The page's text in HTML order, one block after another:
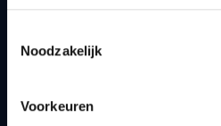
Noodzakelijk
Voorkeuren
Snel naar